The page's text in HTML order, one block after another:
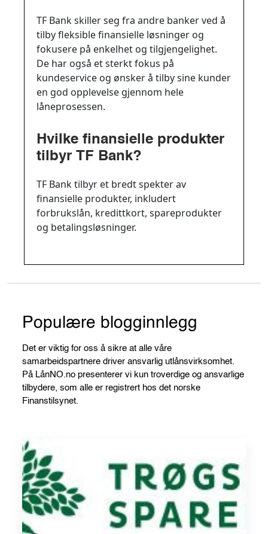
TF Bank skiller seg fra andre banker ved å
tilby fleksible finansielle løsninger og
fokusere på enkelhet og tilgjengelighet.
De har også et sterkt fokus på
kundeservice og ønsker å tilby sine kunder
en god opplevelse gjennom hele
låneprosessen.
Hvilke finansielle produkter
tilbyr TF Bank?
TF Bank tilbyr et bredt spekter av
finansielle produkter, inkludert
forbrukslån, kredittkort, spareprodukter
og betalingsløsninger.
Populære blogginnlegg
Det er viktig for oss å sikre at alle våre
samarbeidspartnere driver ansvarlig utlånsvirksomhet.
På LånNO.no presenterer vi kun troverdige og ansvarlige
tilbydere, som alle er registrert hos det norske
Finanstilsynet.